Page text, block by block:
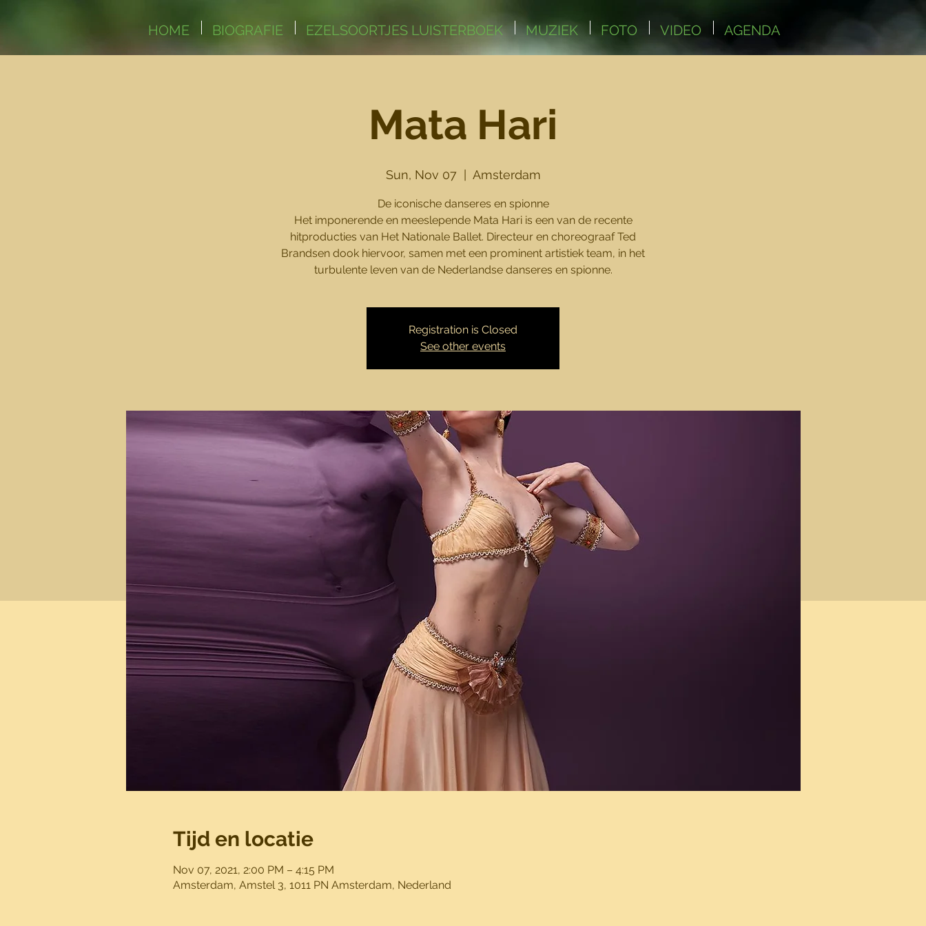
HOME BIOGRAFIE EZELSOORTJES LUISTERBOEK MUZIEK FOTO VIDEO AGENDA
Mata Hari
Sun, Nov 07
  |
Amsterdam
De iconische danseres en spionne
Het imponerende en meeslepende Mata Hari is een van de recente
hitproducties van Het Nationale Ballet. Directeur en choreograaf Ted
Brandsen dook hiervoor, samen met een prominent artistiek team, in het
turbulente leven van de Nederlandse danseres en spionne.
Registration is Closed
See other events
Tijd en locatie
Nov 07, 2021, 2:00 PM – 4:15 PM
Amsterdam, Amstel 3, 1011 PN Amsterdam, Nederland